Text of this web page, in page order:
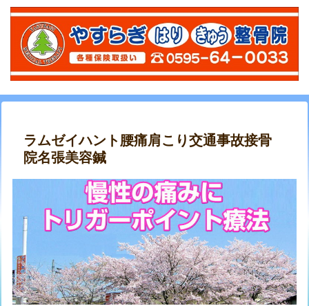
ラムゼイハント腰痛肩こり交通事故接骨
院名張美容鍼